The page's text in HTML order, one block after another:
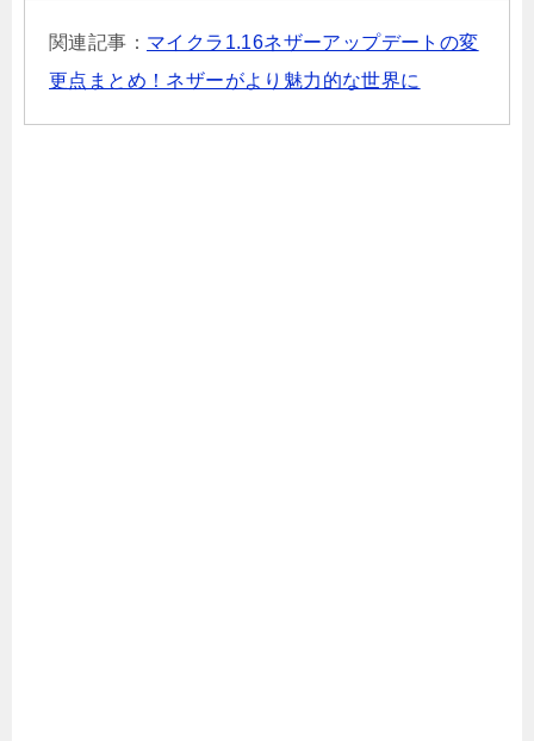
関連記事： マイクラ1.16ネザーアップデートの変
更点まとめ！ネザーがより魅力的な世界に